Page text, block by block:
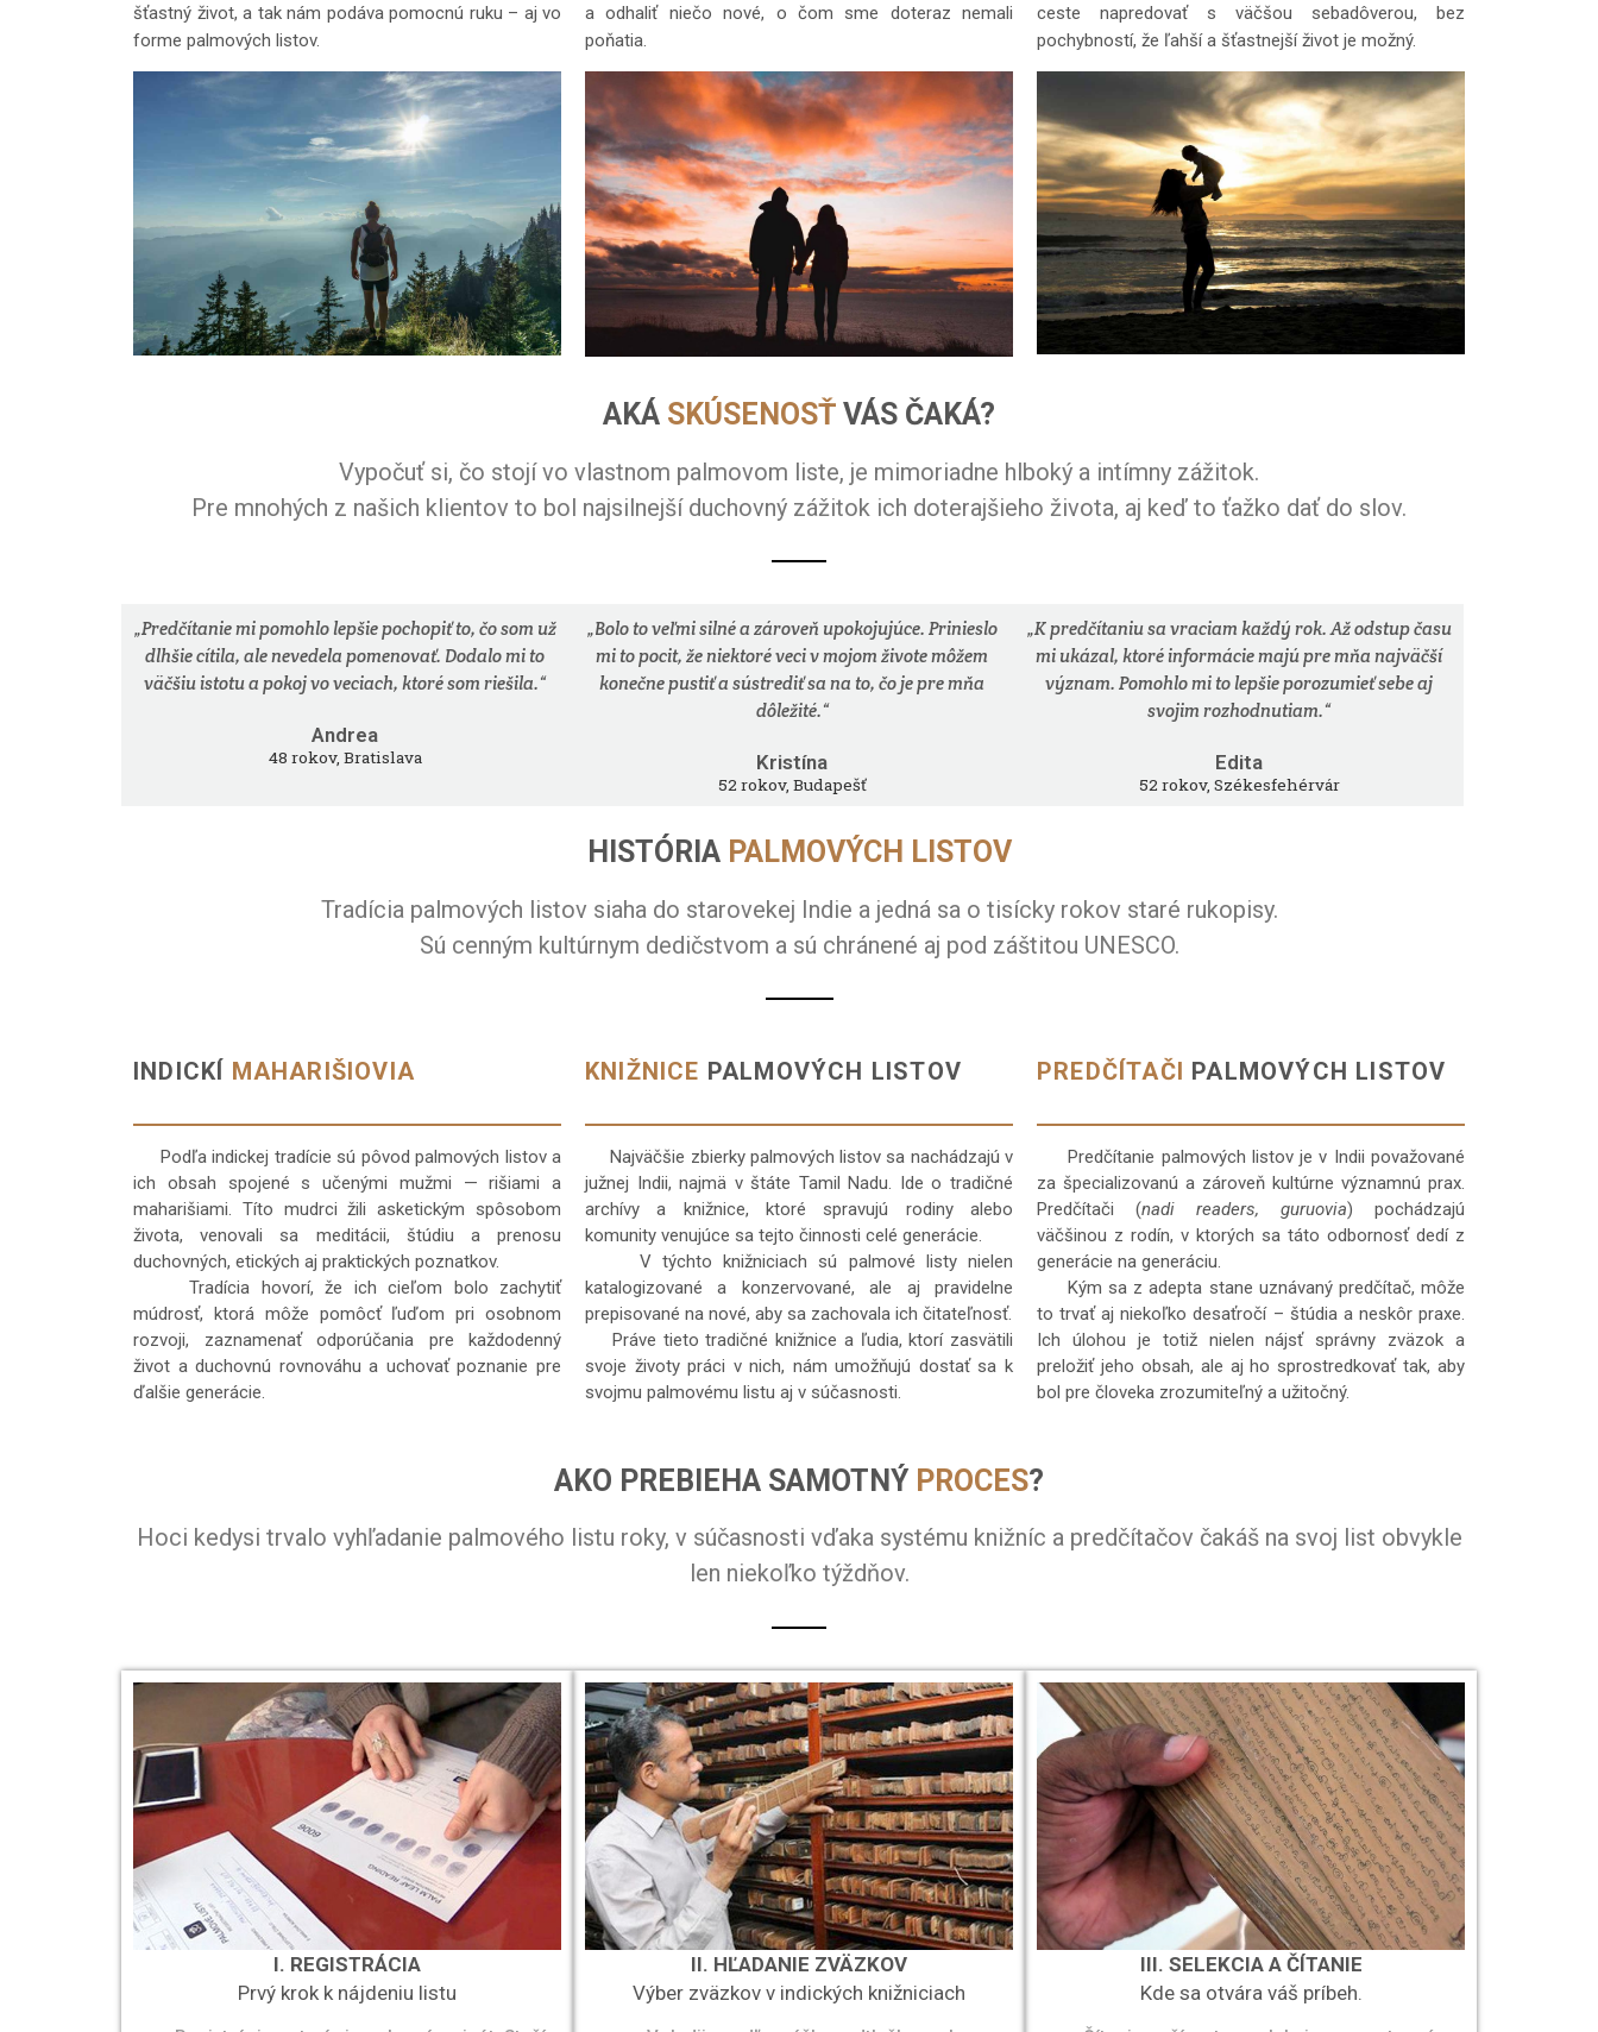
šťastný život, a tak nám podáva pomocnú ruku – aj vo
forme palmových listov.
a odhaliť niečo nové, o čom sme doteraz nemali
poňatia.
ceste napredovať s väčšou sebadôverou, bez
pochybností, že ľahší a šťastnejší život je možný.
AKÁ SKÚSENOSŤ VÁS ČAKÁ?
Vypočuť si, čo stojí vo vlastnom palmovom liste, je mimoriadne hlboký a intímny zážitok.
Pre mnohých z našich klientov to bol najsilnejší duchovný zážitok ich doterajšieho života, aj keď to ťažko dať do slov.
„Predčítanie mi pomohlo lepšie pochopiť to, čo som už
dlhšie cítila, ale nevedela pomenovať. Dodalo mi to
väčšiu istotu a pokoj vo veciach, ktoré som riešila.“
Andrea
48 rokov, Bratislava
„Bolo to veľmi silné a zároveň upokojujúce. Prinieslo
mi to pocit, že niektoré veci v mojom živote môžem
konečne pustiť a sústrediť sa na to, čo je pre mňa
dôležité.“
Kristína
52 rokov, Budapešť
„K predčítaniu sa vraciam každý rok. Až odstup času
mi ukázal, ktoré informácie majú pre mňa najväčší
význam. Pomohlo mi to lepšie porozumieť sebe aj
svojim rozhodnutiam.“
Edita
52 rokov, Székesfehérvár
HISTÓRIA PALMOVÝCH LISTOV
Tradícia palmových listov siaha do starovekej Indie a jedná sa o tisícky rokov staré rukopisy.
Sú cenným kultúrnym dedičstvom a sú chránené aj pod záštitou UNESCO.
INDICKÍ MAHARIŠIOVIA
Podľa indickej tradície sú pôvod palmových listov a
ich obsah spojené s učenými mužmi — rišiami a
maharišiami. Títo mudrci žili asketickým spôsobom
života, venovali sa meditácii, štúdiu a prenosu
duchovných, etických aj praktických poznatkov.
Tradícia hovorí, že ich cieľom bolo zachytiť
múdrosť, ktorá môže pomôcť ľuďom pri osobnom
rozvoji, zaznamenať odporúčania pre každodenný
život a duchovnú rovnováhu a uchovať poznanie pre
ďalšie generácie.
KNIŽNICE PALMOVÝCH LISTOV
Najväčšie zbierky palmových listov sa nachádzajú v
južnej Indii, najmä v štáte Tamil Nadu. Ide o tradičné
archívy a knižnice, ktoré spravujú rodiny alebo
komunity venujúce sa tejto činnosti celé generácie.
V týchto knižniciach sú palmové listy nielen
katalogizované a konzervované, ale aj pravidelne
prepisované na nové, aby sa zachovala ich čitateľnosť.
Práve tieto tradičné knižnice a ľudia, ktorí zasvätili
svoje životy práci v nich, nám umožňujú dostať sa k
svojmu palmovému listu aj v súčasnosti.
PREDČÍTAČI PALMOVÝCH LISTOV
Predčítanie palmových listov je v Indii považované
za špecializovanú a zároveň kultúrne významnú prax.
Predčítači (nadi readers, guruovia) pochádzajú
väčšinou z rodín, v ktorých sa táto odbornosť dedí z
generácie na generáciu.
Kým sa z adepta stane uznávaný predčítač, môže
to trvať aj niekoľko desaťročí – štúdia a neskôr praxe.
Ich úlohou je totiž nielen nájsť správny zväzok a
preložiť jeho obsah, ale aj ho sprostredkovať tak, aby
bol pre človeka zrozumiteľný a užitočný.
AKO PREBIEHA SAMOTNÝ PROCES?
Hoci kedysi trvalo vyhľadanie palmového listu roky, v súčasnosti vďaka systému knižníc a predčítačov čakáš na svoj list obvykle
len niekoľko týždňov.
I. REGISTRÁCIA
Prvý krok k nájdeniu listu
II. HĽADANIE ZVÄZKOV
Výber zväzkov v indických knižniciach
III. SELEKCIA A ČÍTANIE
Kde sa otvára váš príbeh.